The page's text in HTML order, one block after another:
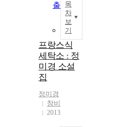
출력목
차
보
기
프랑스식
세탁소 : 정
미경 소설
집
정미경
창비
2013